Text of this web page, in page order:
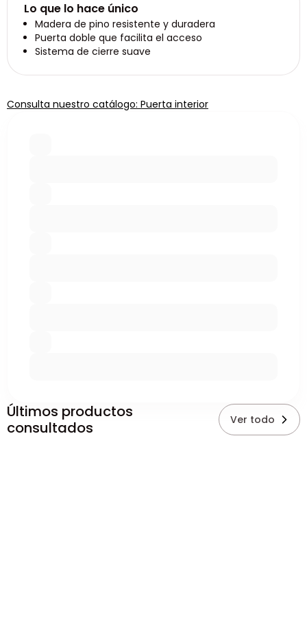
Lo que lo hace único
Madera de pino resistente y duradera
Puerta doble que facilita el acceso
Sistema de cierre suave
Consulta nuestro catálogo: Puerta interior
Últimos productos
consultados
Ver todo